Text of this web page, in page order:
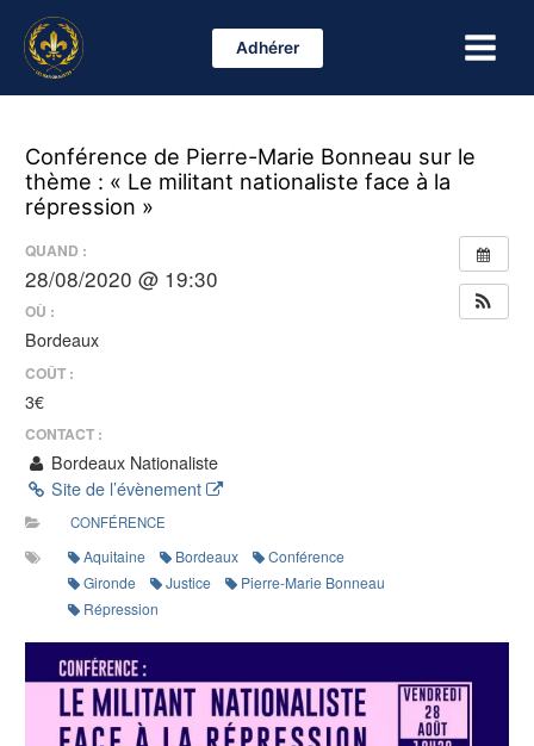
contenu
Adhérer
Menu
Conférence de Pierre-Marie Bonneau sur le
thème : « Le militant nationaliste face à la
répression »
QUAND :
28/08/2020 @ 19:30
OÙ :
Bordeaux
COÛT :
3€
CONTACT :
Bordeaux Nationaliste
Site de l’évènement
CONFÉRENCE
Aquitaine Bordeaux
Conférence
Gironde
Justice
Pierre-Marie Bonneau
Répression